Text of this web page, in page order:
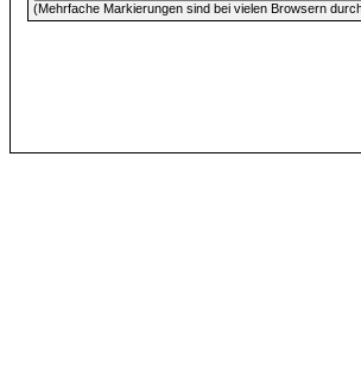
(Mehrfache Markierungen sind bei vielen Browsern